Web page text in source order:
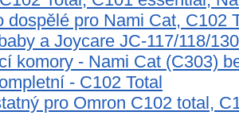
dospělé pro Nami Cat, C102
a Joycare JC-117/118/
komory - Nami Cat (C303)
- C102 Total
pro Omron C102 total,